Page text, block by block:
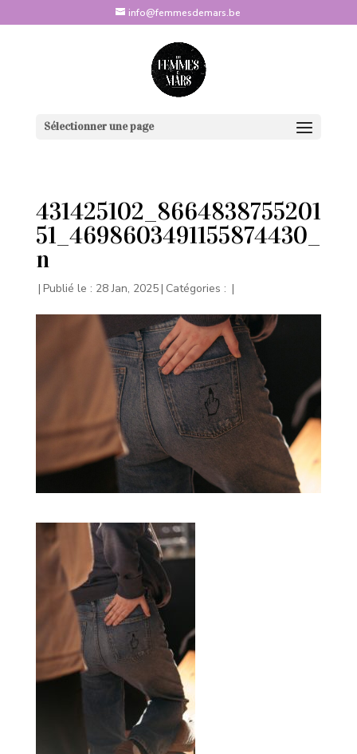
info@femmesdemars.be
Sélectionner une page
431425102_8664838755201
51_4698603491155874430_
n
| Publié le : 28 Jan, 2025| Catégories : |